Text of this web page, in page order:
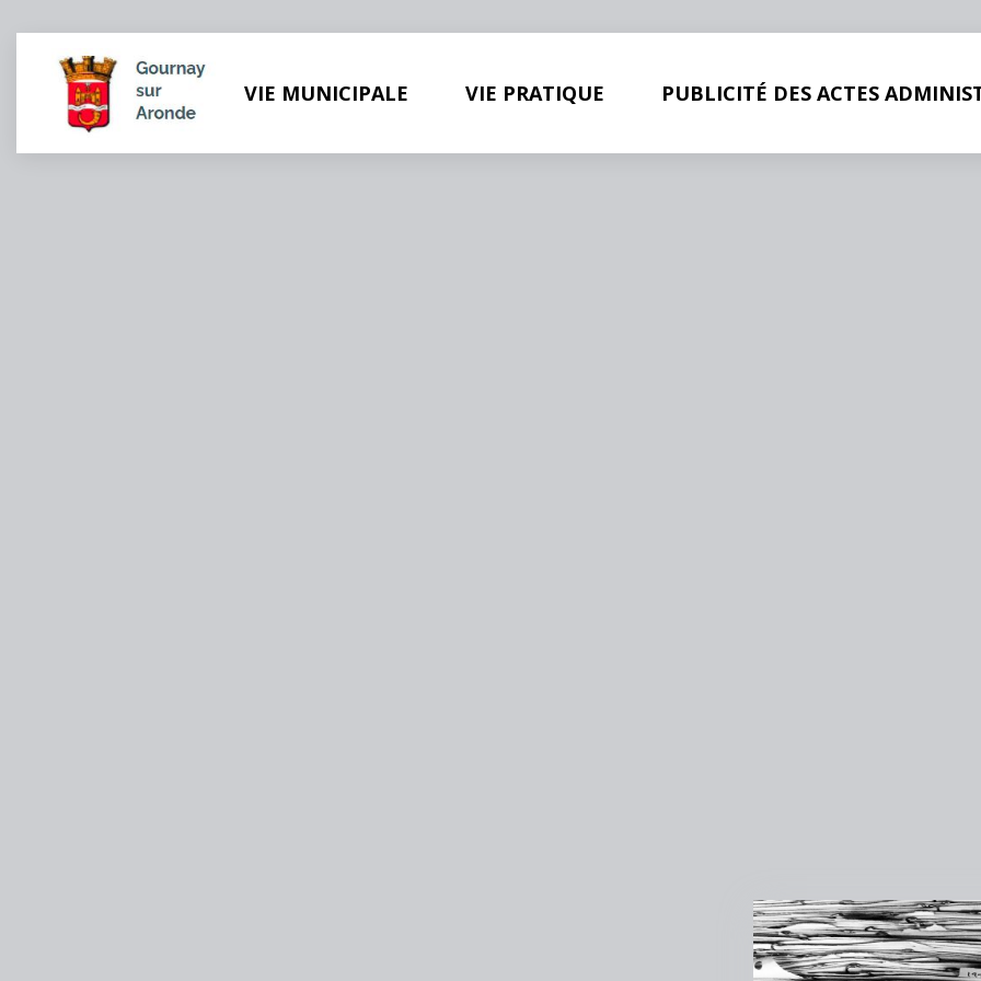
VIE MUNICIPALE VIE PRATIQUE PUBLICITÉ DES ACTES